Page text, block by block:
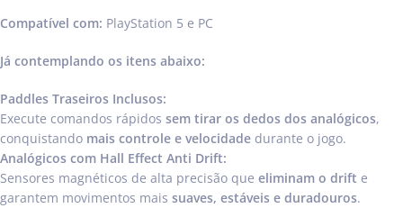
Compatível com: PlayStation 5 e PC
Já contemplando os itens abaixo:
Paddles Traseiros Inclusos:
Execute comandos rápidos sem tirar os dedos dos analógicos,
conquistando mais controle e velocidade durante o jogo.
Analógicos com Hall Effect Anti Drift:
Sensores magnéticos de alta precisão que eliminam o drift e
garantem movimentos mais suaves, estáveis e duradouros.